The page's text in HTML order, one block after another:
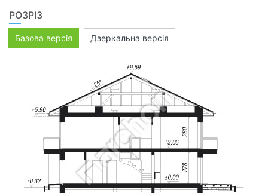
РОЗРІЗ
Базова версія Дзеркальна версія